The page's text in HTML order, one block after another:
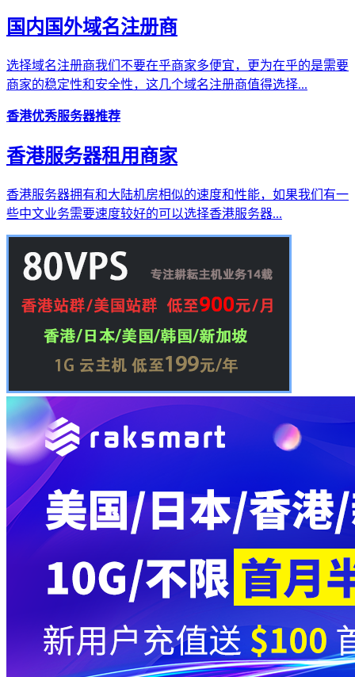
国内国外域名注册商
选择域名注册商我们不要在乎商家多便宜，更为在乎的是需要
商家的稳定性和安全性，这几个域名注册商值得选择...
香港优秀服务器推荐
香港服务器租用商家
香港服务器拥有和大陆机房相似的速度和性能，如果我们有一
些中文业务需要速度较好的可以选择香港服务器...